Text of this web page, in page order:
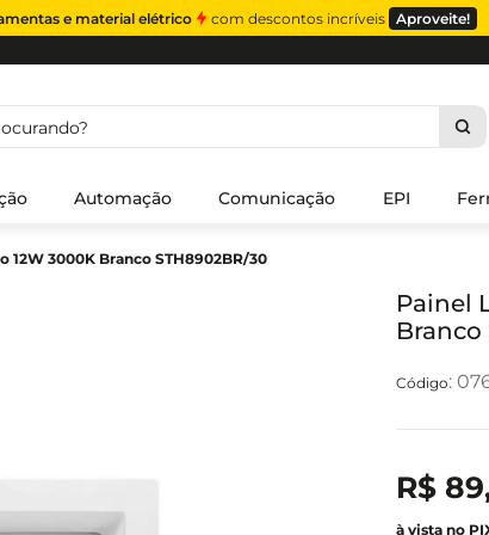
e material elétrico com descontos incríveis Aproveite!
Automação Comunicação EPI
12W 3000K Branco STH8902BR/30
Painel
Branco
:
R$ 89